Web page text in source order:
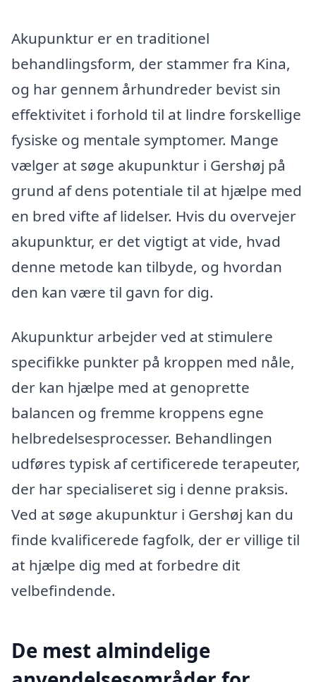
Akupunktur er en traditionel
behandlingsform, der stammer fra Kina,
og har gennem århundreder bevist sin
effektivitet i forhold til at lindre forskellige
fysiske og mentale symptomer. Mange
vælger at søge akupunktur i Gershøj på
grund af dens potentiale til at hjælpe med
en bred vifte af lidelser. Hvis du overvejer
akupunktur, er det vigtigt at vide, hvad
denne metode kan tilbyde, og hvordan
den kan være til gavn for dig.
Akupunktur arbejder ved at stimulere
specifikke punkter på kroppen med nåle,
der kan hjælpe med at genoprette
balancen og fremme kroppens egne
helbredelsesprocesser. Behandlingen
udføres typisk af certificerede terapeuter,
der har specialiseret sig i denne praksis.
Ved at søge akupunktur i Gershøj kan du
finde kvalificerede fagfolk, der er villige til
at hjælpe dig med at forbedre dit
velbefindende.
De mest almindelige